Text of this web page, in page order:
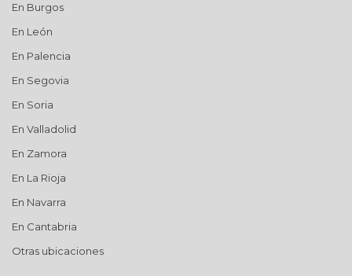
En Burgos
En León
En Palencia
En Segovia
En Soria
En Valladolid
En Zamora
En La Rioja
En Navarra
En Cantabria
Otras ubicaciones